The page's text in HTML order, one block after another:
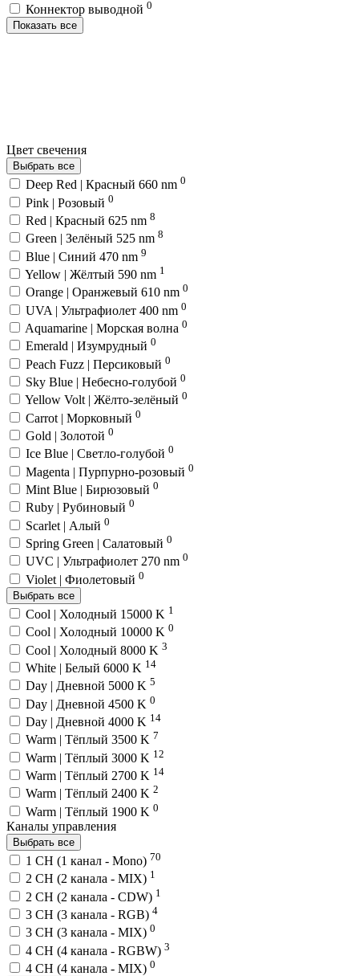
Коннектор выводной 0
Показать все
Цвет свечения
Выбрать все
Deep Red | Красный 660 nm 0
Pink | Розовый 0
Red | Красный 625 nm 8
Green | Зелёный 525 nm 8
Blue | Синий 470 nm 9
Yellow | Жёлтый 590 nm 1
Orange | Оранжевый 610 nm 0
UVA | Ультрафиолет 400 nm 0
Aquamarine | Морская волна 0
Emerald | Изумрудный 0
Peach Fuzz | Персиковый 0
Sky Blue | Небесно-голубой 0
Yellow Volt | Жёлто-зелёный 0
Carrot | Морковный 0
Gold | Золотой 0
Ice Blue | Светло-голубой 0
Magenta | Пурпурно-розовый 0
Mint Blue | Бирюзовый 0
Ruby | Рубиновый 0
Scarlet | Алый 0
Spring Green | Салатовый 0
UVC | Ультрафиолет 270 nm 0
Violet | Фиолетовый 0
Выбрать все
Cool | Холодный 15000 K 1
Cool | Холодный 10000 K 0
Cool | Холодный 8000 K 3
White | Белый 6000 K 14
Day | Дневной 5000 K 5
Day | Дневной 4500 K 0
Day | Дневной 4000 K 14
Warm | Тёплый 3500 K 7
Warm | Тёплый 3000 K 12
Warm | Тёплый 2700 K 14
Warm | Тёплый 2400 K 2
Warm | Тёплый 1900 K 0
Каналы управления
Выбрать все
1 CH (1 канал - Mono) 70
2 CH (2 канала - MIX) 1
2 CH (2 канала - CDW) 1
3 CH (3 канала - RGB) 4
3 CH (3 канала - MIX) 0
4 CH (4 канала - RGBW) 3
4 CH (4 канала - MIX) 0